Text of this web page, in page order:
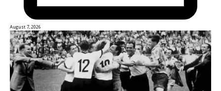
August 7, 2026